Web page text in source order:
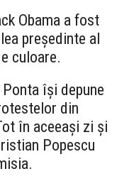
Obama a fost
președinte al
culoare.
își depune
din
în aceeași zi și
Popescu